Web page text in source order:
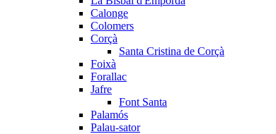
Calonge
Colomers
Corçà
Santa Cristina de Corçà
Foixà
Forallac
Jafre
Font Santa
Palamós
Palau-sator